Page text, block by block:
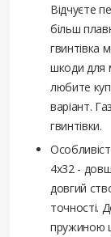
Відчуєте
більш
гвинтівка
шкоди для
любите
варіант.
гвинтівки.
4x32 -
довгий
точності.
пружиною